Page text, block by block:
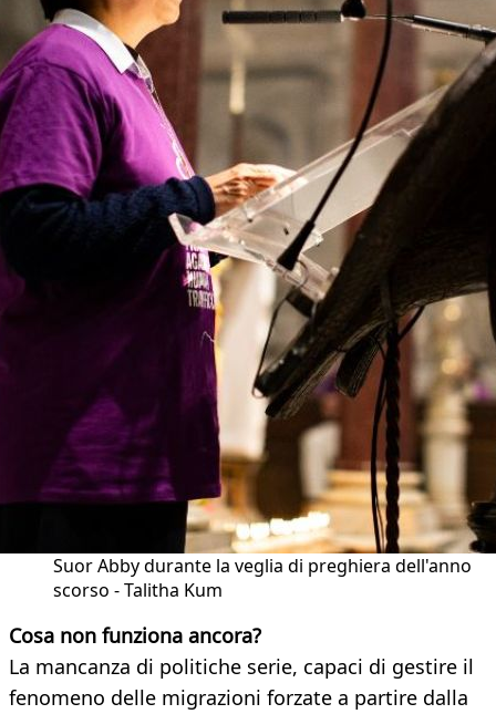
Suor Abby durante la veglia di preghiera dell'anno
scorso - Talitha Kum
Cosa non funziona ancora?
La mancanza di politiche serie, capaci di gestire il
fenomeno delle migrazioni forzate a partire dalla